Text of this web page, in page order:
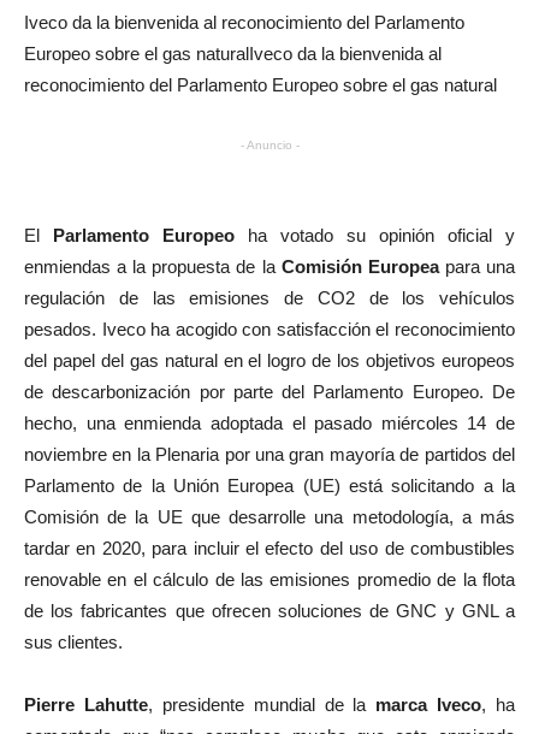
Iveco da la bienvenida al reconocimiento del Parlamento
Europeo sobre el gas naturalIveco da la bienvenida al
reconocimiento del Parlamento Europeo sobre el gas natural
- Anuncio -
El Parlamento Europeo ha votado su opinión oficial y
enmiendas a la propuesta de la Comisión Europeapara una
regulación de las emisiones de CO2 de los vehículos
pesados. Iveco ha acogido con satisfacción el reconocimiento
del papel del gas natural en el logro de los objetivos europeos
de descarbonización por parte del Parlamento Europeo. De
hecho, una enmienda adoptada el pasado miércoles 14 de
noviembre en la Plenaria por una gran mayoría de partidos del
Parlamento de la Unión Europea (UE) está solicitando a la
Comisión de la UE que desarrolle una metodología, a más
tardar en 2020, para incluir el efecto del uso de combustibles
renovable en el cálculo de las emisiones promedio de la flota
de los fabricantes que ofrecen soluciones de GNC y GNL a
sus clientes.
Pierre Lahutte, presidente mundial de la marca Iveco, ha